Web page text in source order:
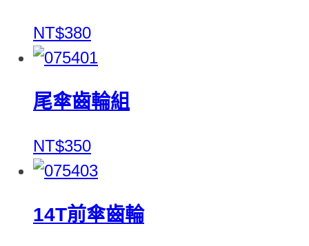
NT$380
尾傘齒輪組
NT$350
14T前傘齒輪